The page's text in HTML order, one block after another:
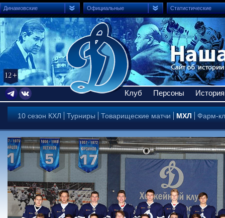
Динамовские Официальные Статистические
Клуб Персоны История
10 сезон КХЛ Турниры Товарищеские матчи МХЛ Фарм-